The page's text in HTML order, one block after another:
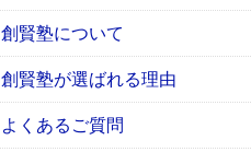
創賢塾について
創賢塾が選ばれる理由
よくあるご質問